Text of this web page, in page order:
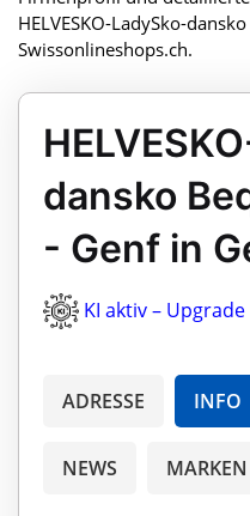
HELVESKO-LadySko-
Swissonlineshops.ch.
dansko
- Genf in
KI aktiv –
ADRESSE INFO
NEWS MARKEN